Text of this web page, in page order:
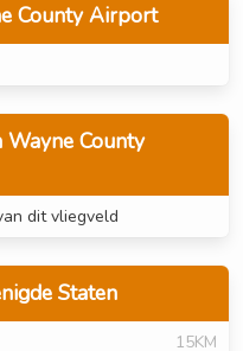
County Airport
County
dit vliegveld
Staten
15KM